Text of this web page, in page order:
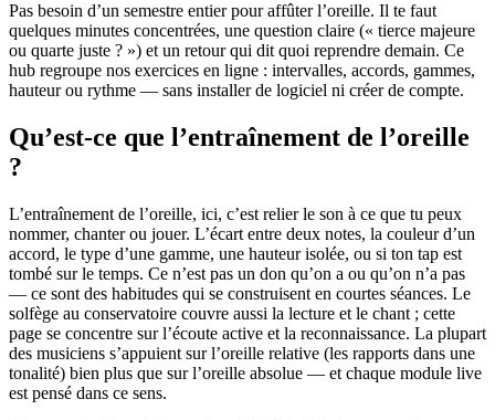
Pas besoin d’un semestre entier pour affûter l’oreille. Il te faut
quelques minutes concentrées, une question claire (« tierce majeure
ou quarte juste ? ») et un retour qui dit quoi reprendre demain. Ce
hub regroupe nos exercices en ligne : intervalles, accords, gammes,
hauteur ou rythme — sans installer de logiciel ni créer de compte.
Qu’est-ce que l’entraînement de l’oreille
?
L’entraînement de l’oreille, ici, c’est relier le son à ce que tu peux
nommer, chanter ou jouer. L’écart entre deux notes, la couleur d’un
accord, le type d’une gamme, une hauteur isolée, ou si ton tap est
tombé sur le temps. Ce n’est pas un don qu’on a ou qu’on n’a pas
— ce sont des habitudes qui se construisent en courtes séances. Le
solfège au conservatoire couvre aussi la lecture et le chant ; cette
page se concentre sur l’écoute active et la reconnaissance. La plupart
des musiciens s’appuient sur l’oreille relative (les rapports dans une
tonalité) bien plus que sur l’oreille absolue — et chaque module live
est pensé dans ce sens.